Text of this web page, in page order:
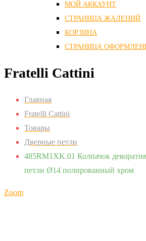
МОЙ АККАУНТ
СТРАНИЦА ЖАЛЕНИЙ
КОРЗИНА
СТРАНИЦА
Fratelli Cattini
Главная
Fratelli Cattini
Товары
Дверные петли
485RM1XK.01 Колпачок
петли Ø14 полированный хром
Zoom